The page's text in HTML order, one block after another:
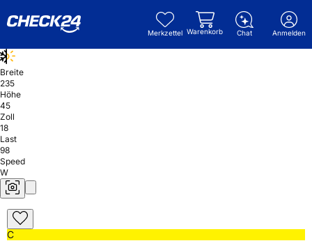
Merkzettel Warenkorb Chat Anmelden
Breite
235
Höhe
45
Zoll
18
Last
98
Speed
W
C